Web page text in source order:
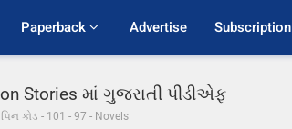
Paperback Advertise Subscription
Stories માં ગુજરાતી પીડીએફ
પિન કોડ - 101 - 97 - Novels